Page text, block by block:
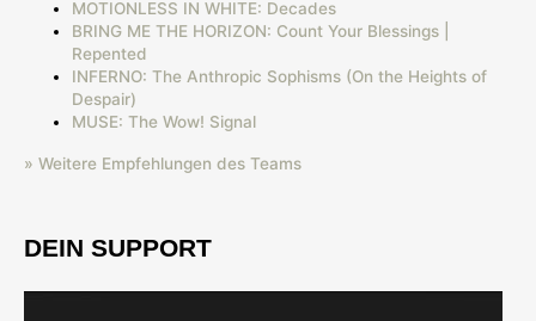
MOTIONLESS IN WHITE: Decades
BRING ME THE HORIZON: Count Your Blessings |
Repented
INFERNO: The Anthropic Sophisms (On the Heights of
Despair)
MUSE: The Wow! Signal
» Weitere Empfehlungen des Teams
DEIN SUPPORT